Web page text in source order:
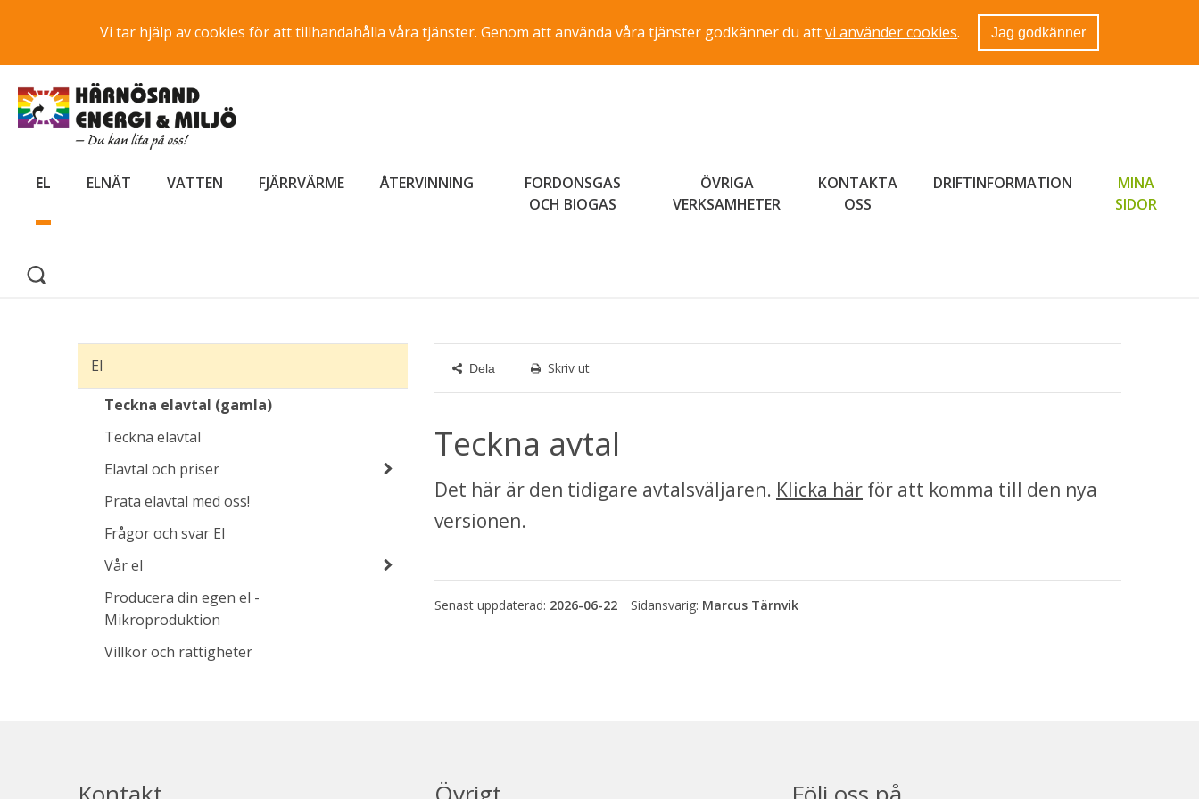
Vi tar hjälp av cookies för att tillhandahålla våra tjänster. Genom att använda våra tjänster godkänner du attvi använder cookies. Jag godkänner
EL ELNÄT VATTEN FJÄRRVÄRME ÅTERVINNING
FORDONSGAS
OCH BIOGAS
ÖVRIGA
VERKSAMHETER
KONTAKTA
OSS
DRIFTINFORMATION
MINA
SIDORLÄNK
El
Teckna elavtal (gamla)
Teckna elavtal
Elavtal och priser
Prata elavtal med oss!
Frågor och svar El
Vår el
Producera din egen el -
Mikroproduktion
Villkor och rättigheter
Dela Skriv ut
Teckna avtal
Det här är den tidigare avtalsväljaren. Klicka här för att komma till den nya
versionen.
Senast uppdaterad: 2026-06-22 Marcus Tärnvik